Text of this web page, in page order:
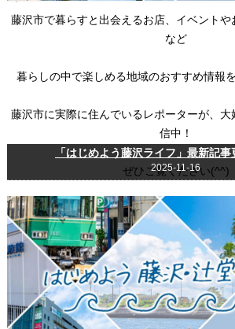
「はじめよう藤沢ライフ」最新記
2025-11-16
藤沢市で暮らすと出会えるお店、イベント
など
暮らしの中で楽しめる地域のおすすめ情報
藤沢市に実際に住んでいるレポーターが、
信中！
ぜひご覧ください(^^)